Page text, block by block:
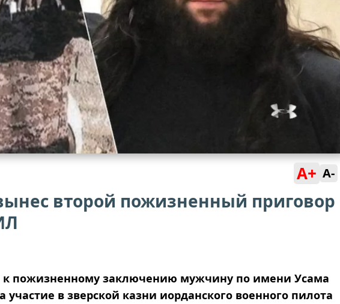
A+ A-
второй пожизненный приговор
пожизненному заключению мужчину по имени Усама
в зверской казни иорданского военного пилота